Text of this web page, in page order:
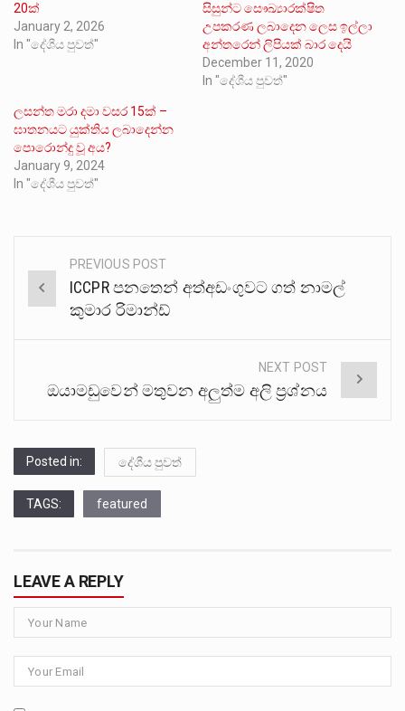
20ක්
January 2, 2026
In "දේශීය පුවත්"
සිසුන්ට සෞඛ්‍යාරක්ෂිත
උපකරණ ලබාදෙන ලෙස ඉල්ලා
අන්තරෙන් ලිපියක් බාර දෙයි
December 11, 2020
In "දේශීය පුවත්"
ලසන්ත මරා දමා වසර 15ක් –
ඝාතනයට යුක්තිය ලබාදෙන්න
පොරොන්දු වූ අය?
January 9, 2024
In "දේශීය පුවත්"
Post
navigation
PREVIOUS POST
ICCPR පනතෙන් අත්අඩංගුවට ගත් නාමල්
කුමාර රිමාන්ඩ්
NEXT POST
ඔයාමඩුවෙන් මතුවන අලුත්ම අලි ප්‍රශ්නය
Posted in: දේශීය පුවත්
TAGS: featured
LEAVE A REPLY